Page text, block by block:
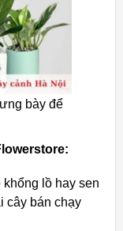
bày để
khổng lồ hay sen
cây bán chạy